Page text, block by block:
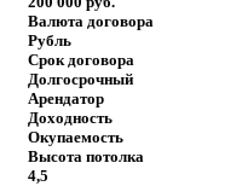
Валюта договора
Рубль
Срок договора
Долгосрочный
Арендатор
Доходность
Окупаемость
Высота потолка
4,5